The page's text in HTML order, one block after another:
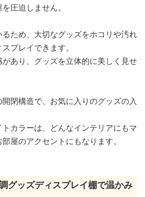
圧迫しません。
ため、大切なグッズをホコリや汚れ
プレイできます。
あり、グッズを立体的に美しく見せ
閉構造で、お気に入りのグッズの入
カラーは、どんなインテリアにもマ
屋のアクセントにもなります。
グッズディスプレイ棚で温かみ